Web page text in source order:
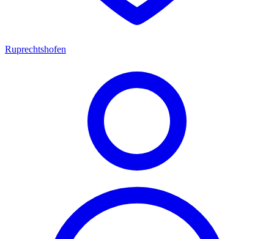
Ruprechtshofen